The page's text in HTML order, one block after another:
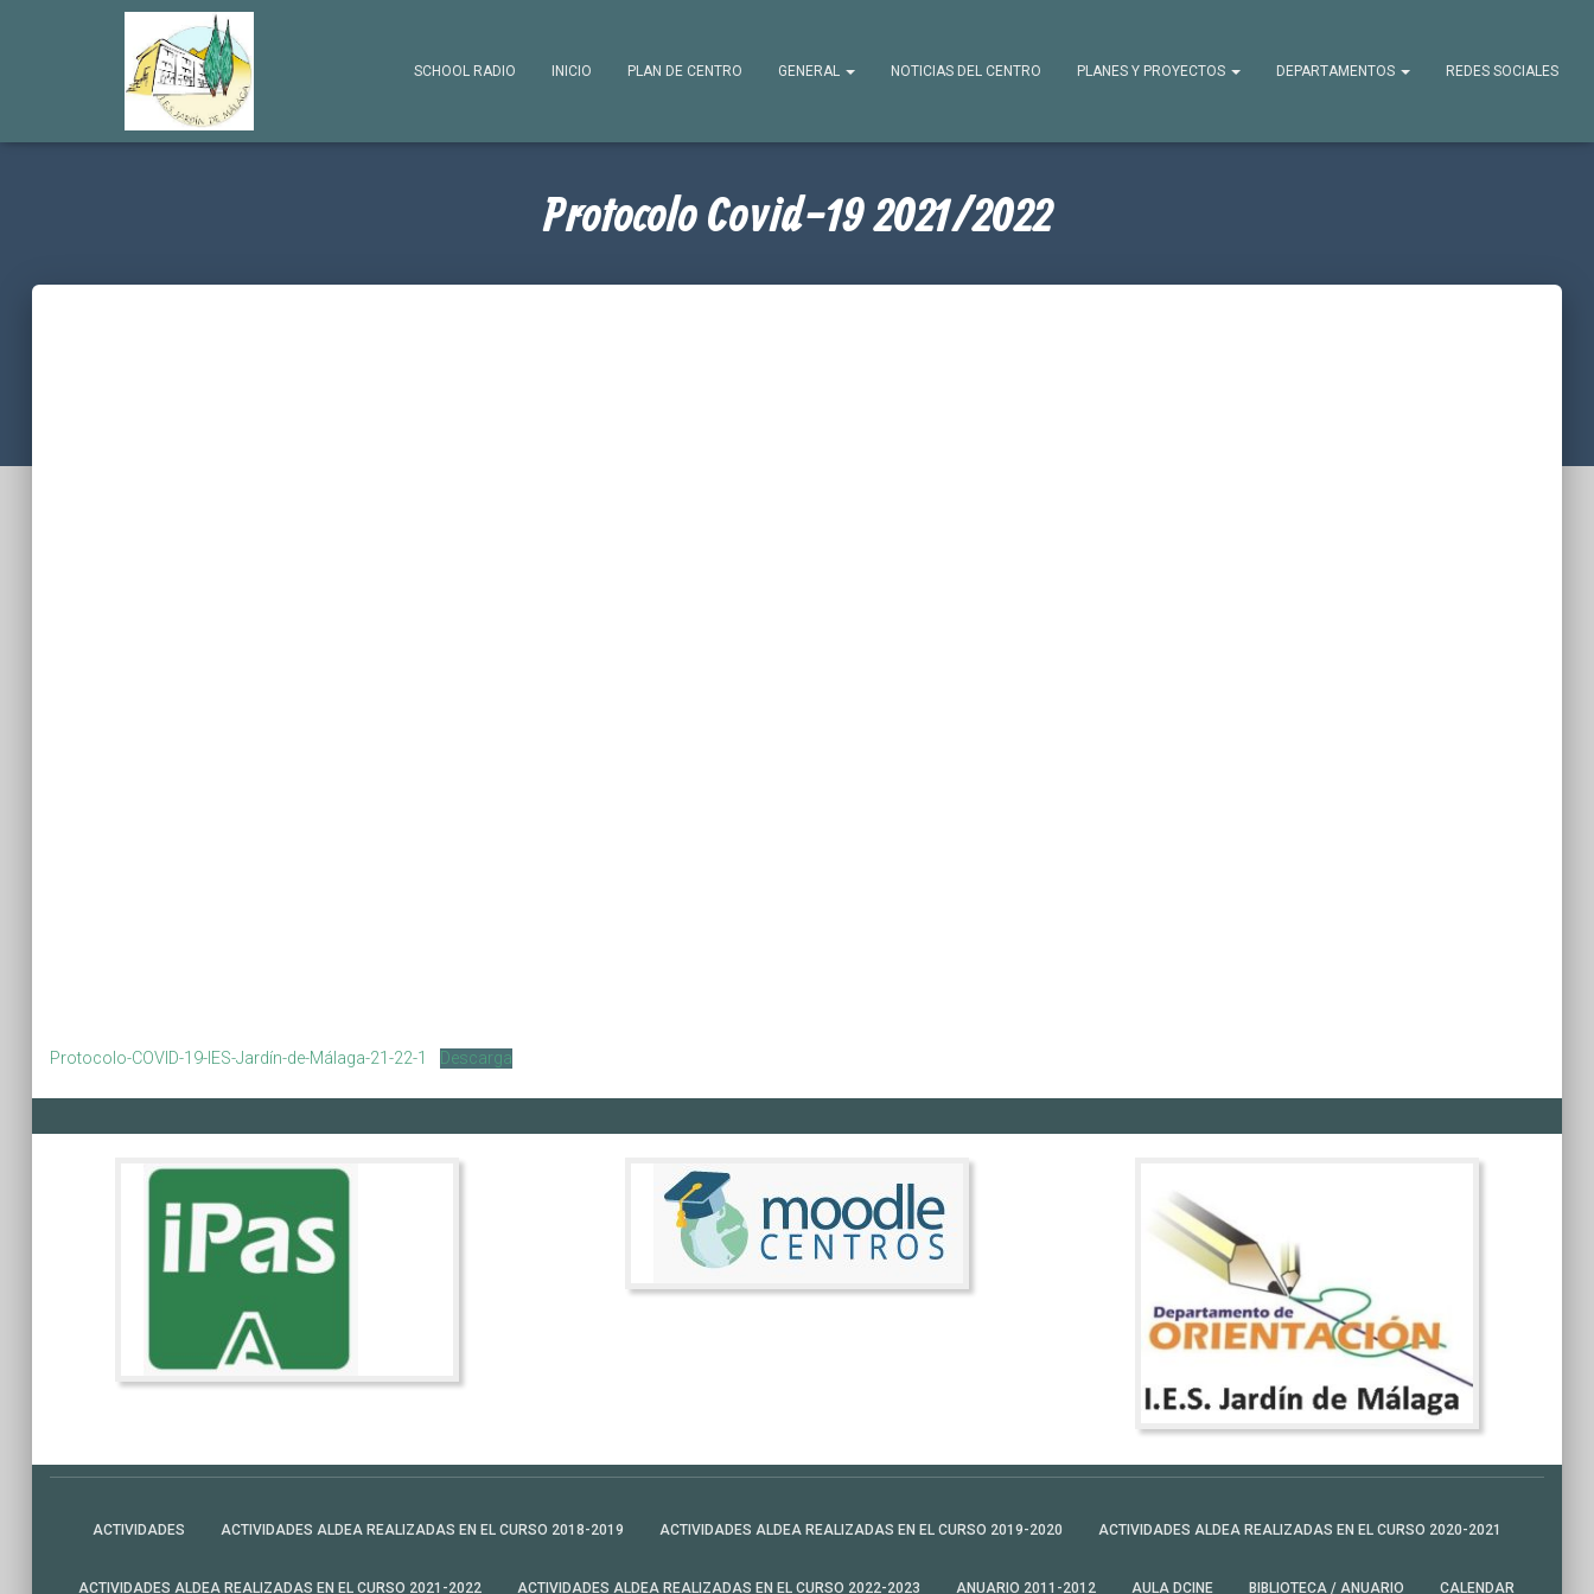
SCHOOL RADIO INICIO PLAN DE CENTRO GENERAL NOTICIAS DEL CENTRO PLANES Y PROYECTOS DEPARTAMENTOS REDES SOCIALES
Protocolo Covid-19 2021/2022
Protocolo-COVID-19-IES-Jardín-de-Málaga-21-22-1 Descarga
ACTIVIDADES ACTIVIDADES ALDEA REALIZADAS EN EL CURSO 2018-2019 ACTIVIDADES ALDEA REALIZADAS EN EL CURSO 2019-2020 ACTIVIDADES ALDEA REALIZADAS EN EL CURSO 2020-2021
ACTIVIDADES ALDEA REALIZADAS EN EL CURSO 2021-2022 ACTIVIDADES ALDEA REALIZADAS EN EL CURSO 2022-2023 ANUARIO 2011-2012 AULA DCINE BIBLIOTECA / ANUARIO CALENDAR